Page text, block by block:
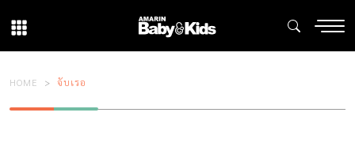
HOME จับเรอ